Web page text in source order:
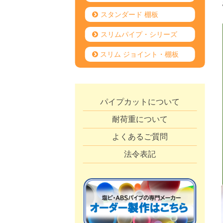
スタンダード 棚板
スリムパイプ・シリーズ
スリム ジョイント・棚板
パイプカットについて
耐荷重について
よくあるご質問
法令表記